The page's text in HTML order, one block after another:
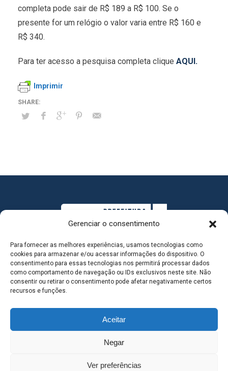
Gerenciar o consentimento
Para fornecer as melhores experiências, usamos tecnologias como
cookies para armazenar e/ou acessar informações do dispositivo. O
consentimento para essas tecnologias nos permitirá processar dados
como comportamento de navegação ou IDs exclusivos neste site. Não
consentir ou retirar o consentimento pode afetar negativamente certos
recursos e funções.
Aceitar
Negar
Ver preferências
completa pode sair de R$ 189 a R$ 100. Se o
presente for um relógio o valor varia entre R$ 160 e
R$ 340.
Para ter acesso a pesquisa completa clique AQUI.
Imprimir
MAPA DO SITE
SEDE DO ADMINISTRATIVO MUNICIPAL - Avenida